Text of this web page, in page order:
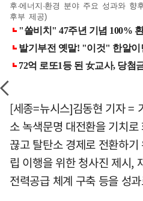
후·에너지·환경 분야 주요 성과와 향
후부 제공)
[세종=뉴시스]김동현 기자 =
소 녹색문명 대전환을 기치
끊고 탈탄소 경제로 전환하
립 이행을 위한 청사진 제시,
전력공급 체계 구축 등을 성